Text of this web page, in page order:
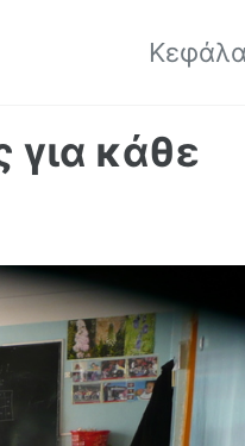
για κάθε